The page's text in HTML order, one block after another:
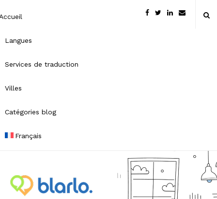
Langues
Services de traduction
Villes
Catégories blog
Français
B